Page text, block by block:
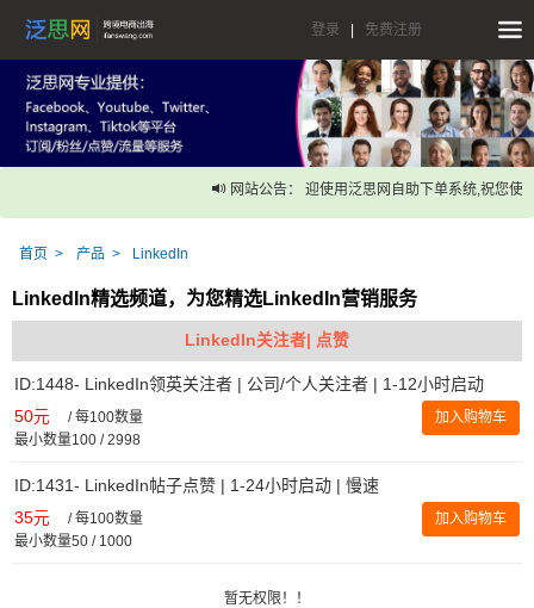
登录 免费注册
网站公告： 迎使用泛思网自助下单系统,祝您使用
首页 产品 LinkedIn
LinkedIn精选频道，为您精选LinkedIn营销服务
LinkedIn关注者| 点赞
ID:1448- LinkedIn领英关注者 | 公司/个人关注者 | 1-12小时启动
50元 /每100数量
最小数量100 / 2998
加入购物车
ID:1431- LinkedIn帖子点赞 | 1-24小时启动 | 慢速
35元 /每100数量
最小数量50 / 1000
加入购物车
暂无权限！！